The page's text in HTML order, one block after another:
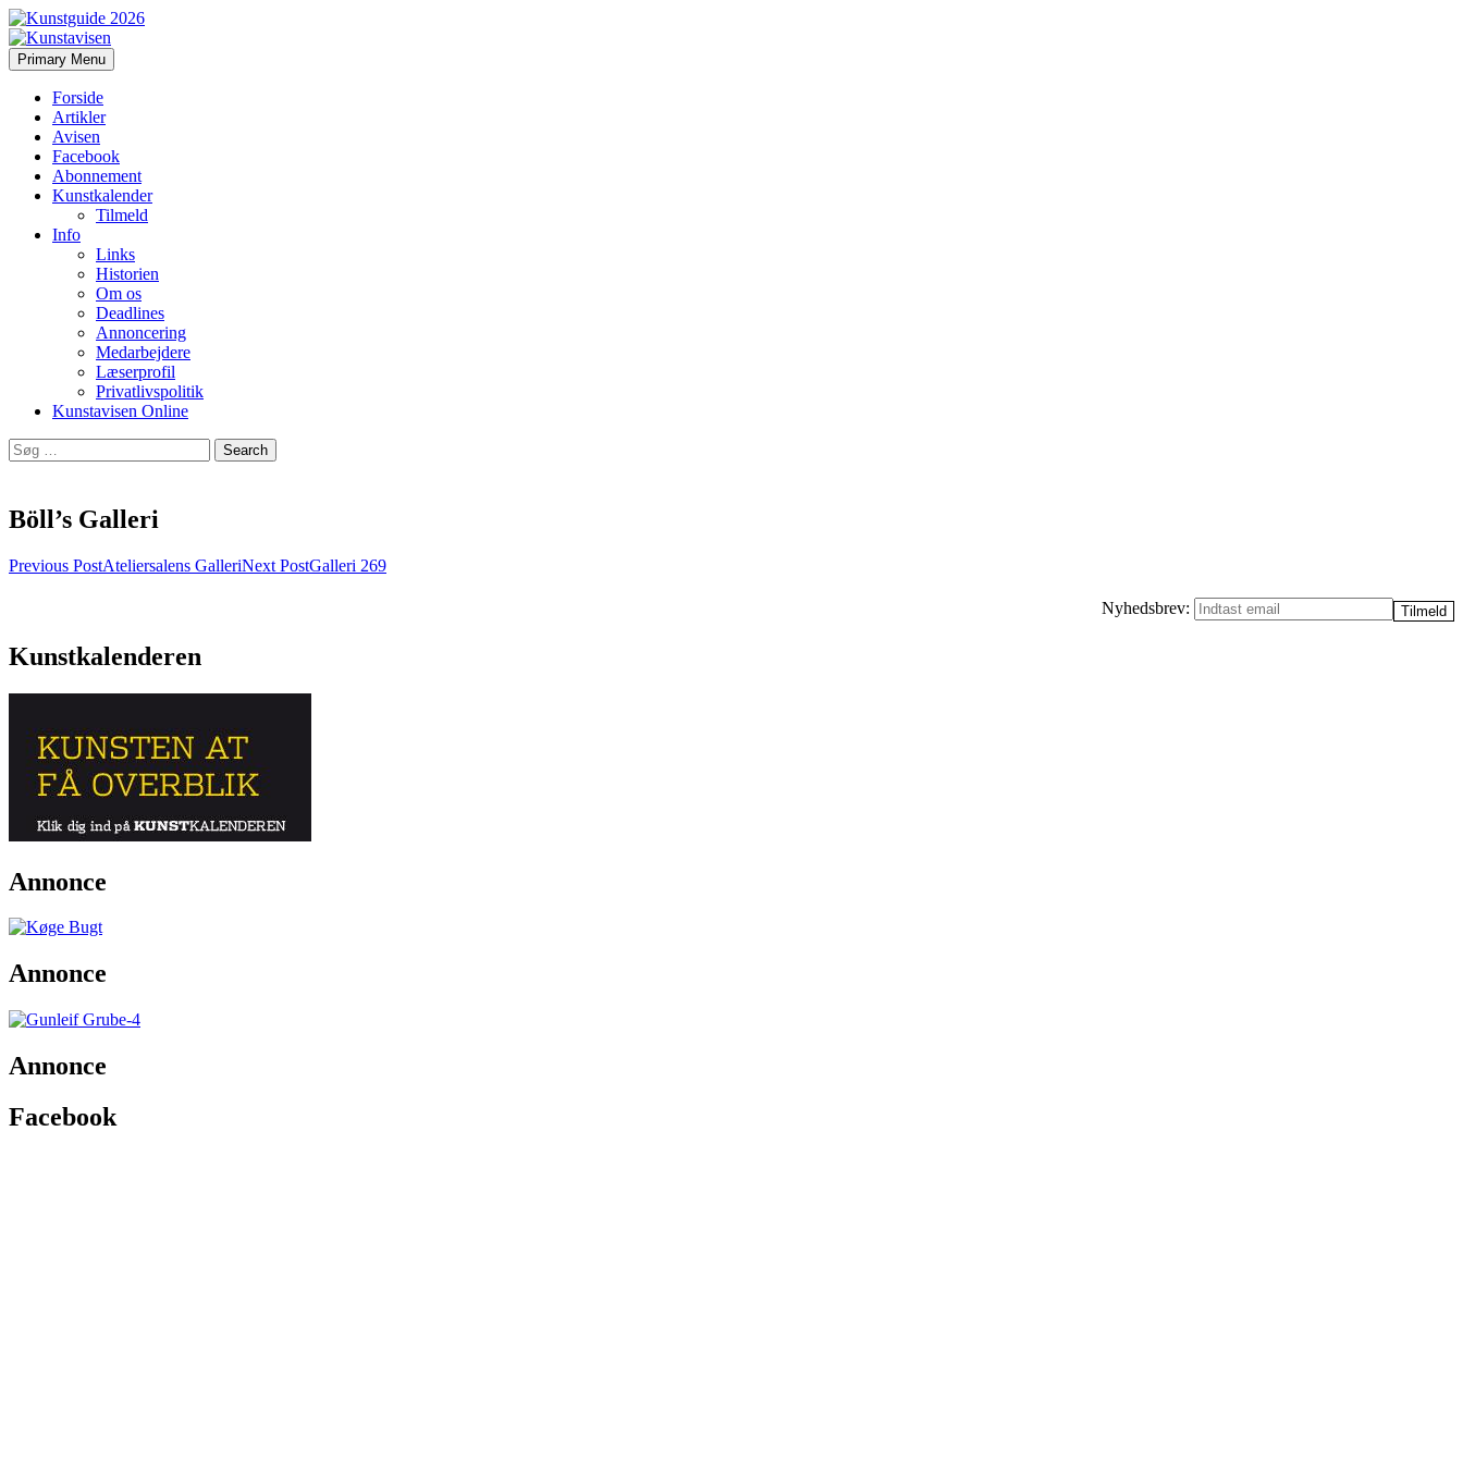
Kunstavisen
Search
Primary Menu Skip
to
Forside
Artikler
Avisen
Facebook
Abonnement
Kunstkalender
Tilmeld
Info
Links
Historien
Om os
Deadlines
Annoncering
Medarbejdere
Læserprofil
Privatlivspolitik
Kunstavisen Online
Search
for:
Böll’s Galleri
Post
Previous PostAteliersalens GalleriNext PostGalleri 269
Nyhedsbrev:
Kunstkalenderen
Annonce
Annonce
Annonce
Facebook